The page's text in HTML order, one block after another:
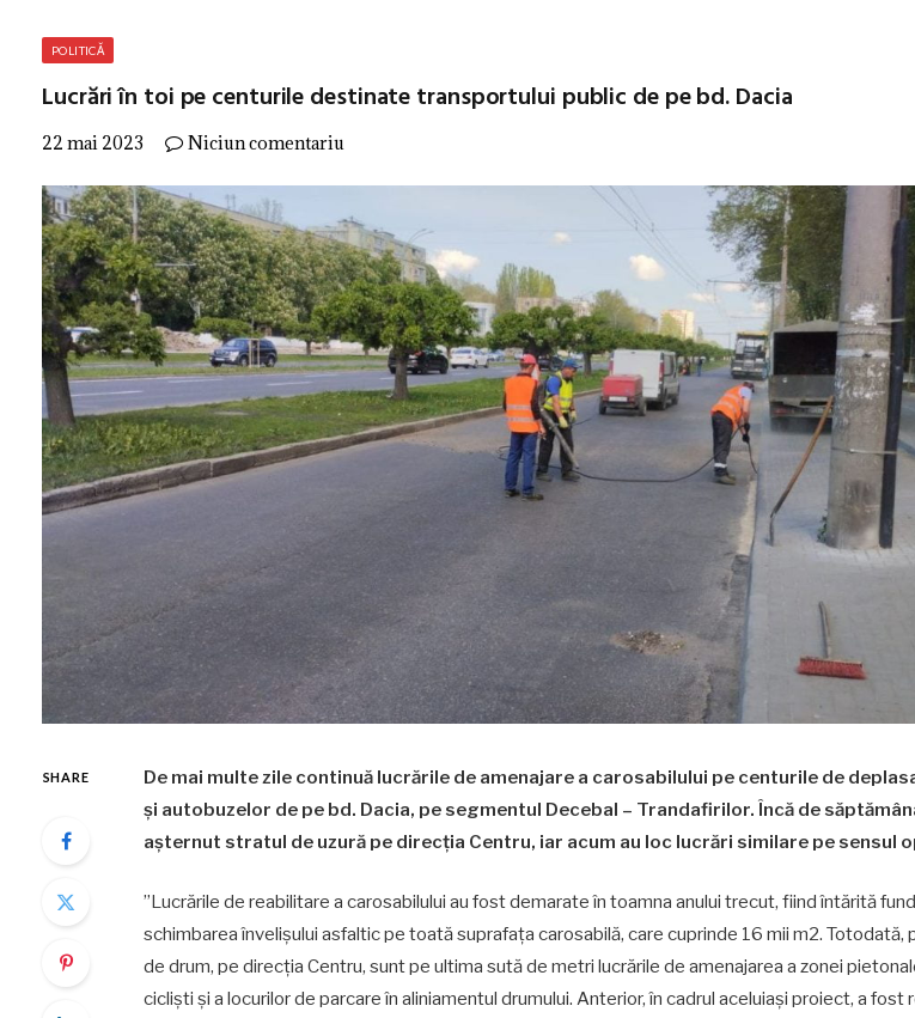
POLITICĂ
Lucrări în toi pe centurile destinate transportului public de pe bd. Dacia
22 mai 2023 Niciun comentariu
SHARE
De mai multe zile continuă lucrările de amenajare a carosabilului pe centurile de
și autobuzelor de pe bd. Dacia, pe segmentul Decebal – Trandafirilor. Încă de
așternut stratul de uzură pe direcția Centru, iar acum au loc lucrări similare pe sensul
”Lucrările de reabilitare a carosabilului au fost demarate în toamna anului trecut, fiind întărită
schimbarea învelișului asfaltic pe toată suprafața carosabilă, care cuprinde 16 mii m2. Totodată,
de drum, pe direcția Centru, sunt pe ultima sută de metri lucrările de amenajarea a zonei
cicliști și a locurilor de parcare în aliniamentul drumului. Anterior, în cadrul aceluiași proiect, a fost